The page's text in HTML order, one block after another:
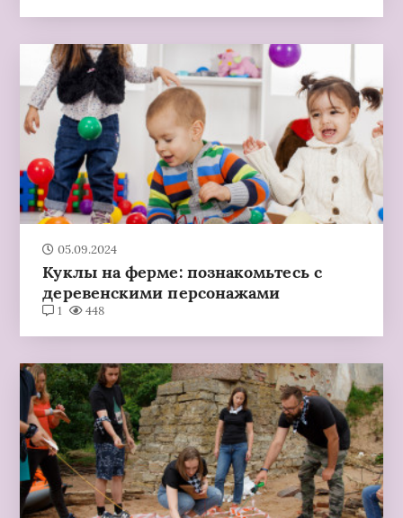
05.09.2024
Куклы на ферме: познакомьтесь с
деревенскими персонажами
1 448